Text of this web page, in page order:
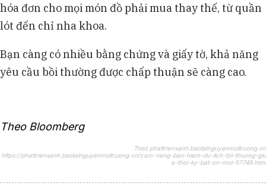
hóa đơn cho mọi món đồ phải mua thay thế, từ quần
lót đến chỉ nha khoa.
Bạn càng có nhiều bằng chứng và giấy tờ, khả năng
yêu cầu bồi thường được chấp thuận sẽ càng cao.
Theo Bloomberg
Theo phattrienxanh.baotainguyenmoitruong.vn
https://phattrienxanh.baotainguyenmoitruong.vn/cam-nang-bao-hiem-du-lich-toi-thuong-giu
a-thoi-ky-bat-on-moi-57749.html